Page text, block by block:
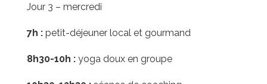
Jour 3 – mercredi
7h :petit-déjeuner local et gourmand
8h30-10h :yoga doux en groupe